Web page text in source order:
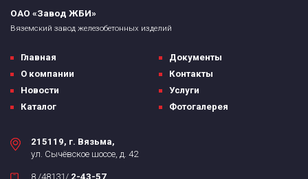
ОАО «Завод ЖБИ»
Вяземский завод железобетонных изделий
Главная
О компании
Новости
Каталог
Документы
Контакты
Услуги
Фотогалерея
215119, г. Вязьма,
ул. Сычёвское шоссе, д. 42
8 /48131/ 2-43-57